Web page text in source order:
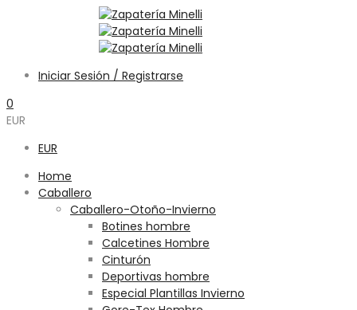
Iniciar Sesión / Registrarse
0
EUR
EUR
Home
Caballero
Caballero-Otoño-Invierno
Botines hombre
Calcetines Hombre
Cinturón
Deportivas hombre
Especial Plantillas Invierno